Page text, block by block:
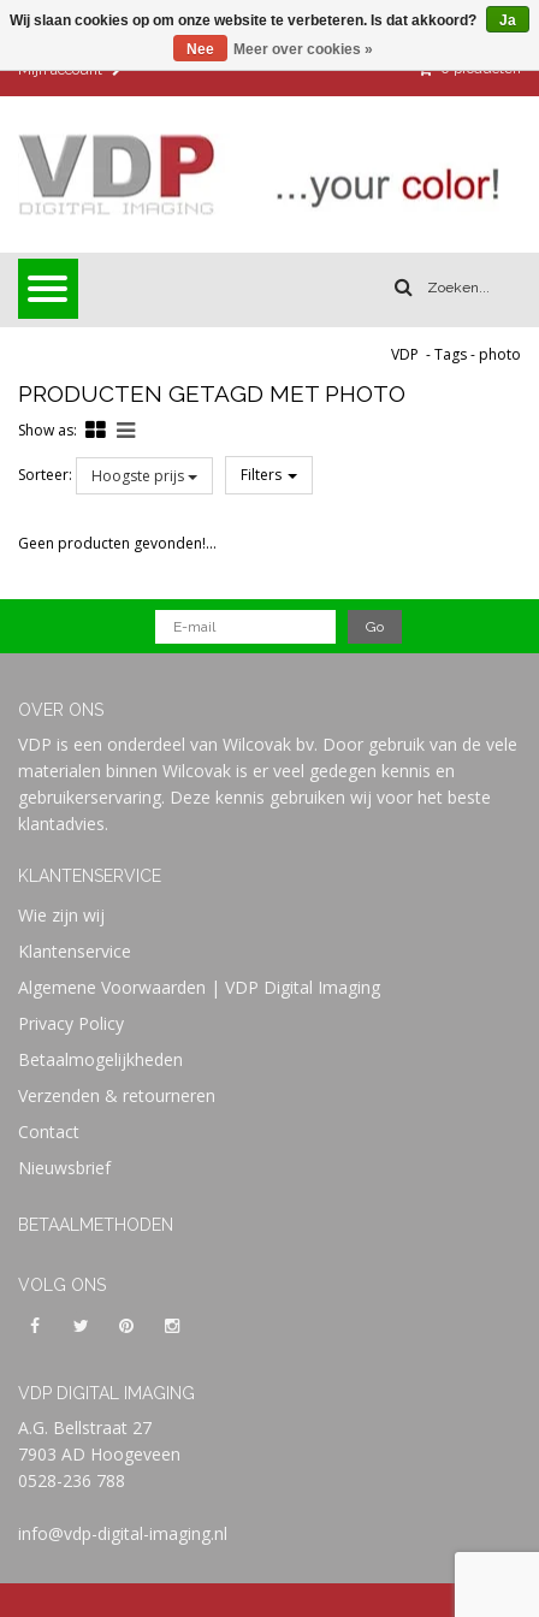
Mijn account 0 producten
VDP -Tags-photo
PRODUCTEN GETAGD MET PHOTO
Show as:
Sorteer: Hoogste prijs Filters
Prijs
Geen producten gevonden!...
OVER ONS
VDP is een onderdeel van Wilcovak bv. Door gebruik van de vele
materialen binnen Wilcovak is er veel gedegen kennis en
gebruikerservaring. Deze kennis gebruiken wij voor het beste
klantadvies.
KLANTENSERVICE
Wie zijn wij
Klantenservice
Algemene Voorwaarden | VDP Digital Imaging
Privacy Policy
Betaalmogelijkheden
Verzenden & retourneren
Contact
Nieuwsbrief
BETAALMETHODEN
VOLG ONS
VDP DIGITAL IMAGING
A.G. Bellstraat 27
7903 AD Hoogeveen
0528-236 788
info@vdp-digital-imaging.nl
Wij slaan cookies op om onze website te verbeteren. Is dat akkoord?
Ja
Nee
Meer over cookies »